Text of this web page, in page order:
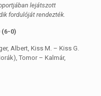
lejátszott
fordulóját rendezték.
(6-0)
Albert, Kiss M. – Kiss G.
Tomor – Kalmár,